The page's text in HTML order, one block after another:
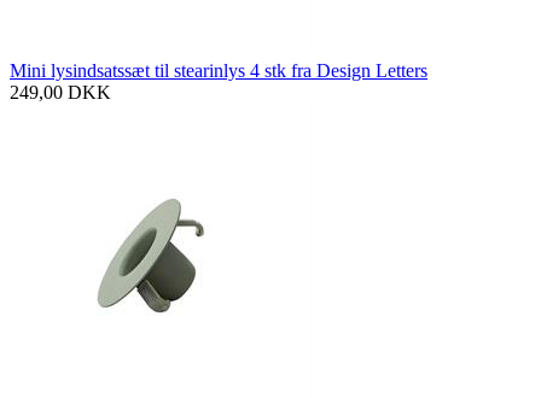
Mini lysindsatssæt til stearinlys 4 stk fra Design Letters
249,00 DKK